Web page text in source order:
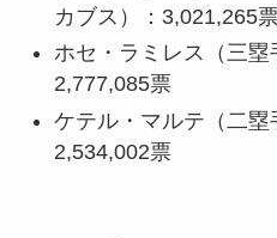
カブス）：3,021,265
ホセ・ラミレス（三塁
2,777,085票
ケテル・マルテ（二塁
2,534,002票